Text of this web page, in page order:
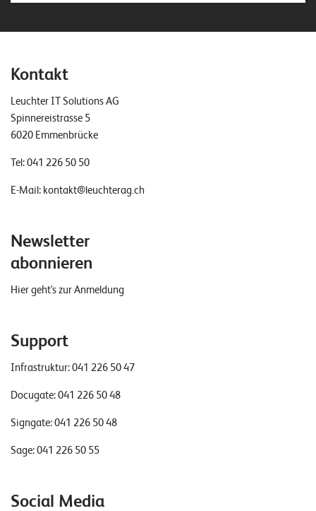
Kontakt
Leuchter IT Solutions AG
Spinnereistrasse 5
6020 Emmenbrücke
Tel:041 226 50 50
E-Mail: kontakt@leuchterag.ch
Newsletter
abonnieren
Hier geht's zur Anmeldung
Support
Infrastruktur:041 226 50 47
Docugate:041 226 50 48
Signgate:041 226 50 48
Sage:041 226 50 55
Social Media